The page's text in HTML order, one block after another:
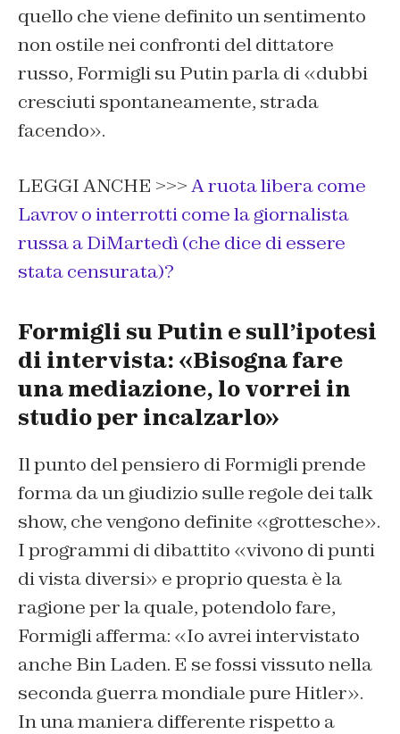
quello che viene definito un sentimento
non ostile nei confronti del dittatore
russo, Formigli su Putin parla di «dubbi
cresciuti spontaneamente, strada
facendo».
LEGGI ANCHE >>>A ruota libera come
Lavrov o interrotti come la giornalista
russa a DiMartedì (che dice di essere
stata censurata)?
Formigli su Putin e sull’ipotesi
di intervista: «Bisogna fare
una mediazione, lo vorrei in
studio per incalzarlo»
Il punto del pensiero di Formigli prende
forma da un giudizio sulle regole dei talk
show, che vengono definite «grottesche».
I programmi di dibattito «vivono di punti
di vista diversi» e proprio questa è la
ragione per la quale, potendolo fare,
Formigli afferma: «Io avrei intervistato
anche Bin Laden. E se fossi vissuto nella
seconda guerra mondiale pure Hitler».
In una maniera differente rispetto a